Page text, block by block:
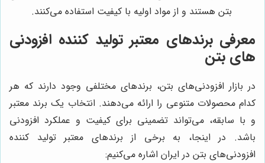
بتن هستند و از مواد اولیه با کیفیت استفاده می‌کنند.
معرفی برندهای معتبر تولید کننده افزودنی
های بتن
در بازار افزودنی‌های بتن، برندهای مختلفی وجود دارند که هر
کدام محصولات متنوعی را ارائه می‌دهند. انتخاب یک برند معتبر
و با سابقه، می‌تواند تضمینی برای کیفیت و عملکرد افزودنی
باشد. در اینجا، به برخی از برندهای معتبر تولید کننده
افزودنی‌های بتن در ایران اشاره می‌کنیم: